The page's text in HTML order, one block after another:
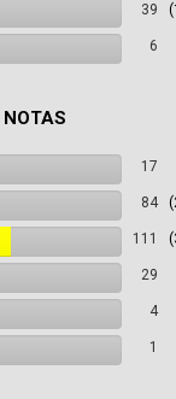
39
6
NOTAS
17
84
111
29
4
1